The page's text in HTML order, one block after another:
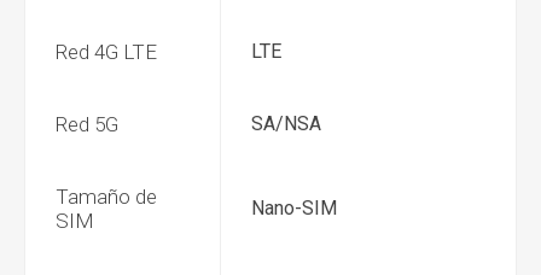
Red 4G LTE LTE
Red 5G SA/NSA
Tamaño de
SIM
Nano-SIM